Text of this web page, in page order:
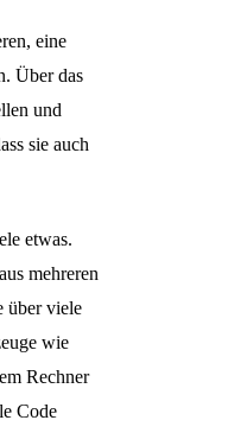
eine
Über das
und
sie auch
etwas.
mehreren
über viele
wie
Rechner
Code